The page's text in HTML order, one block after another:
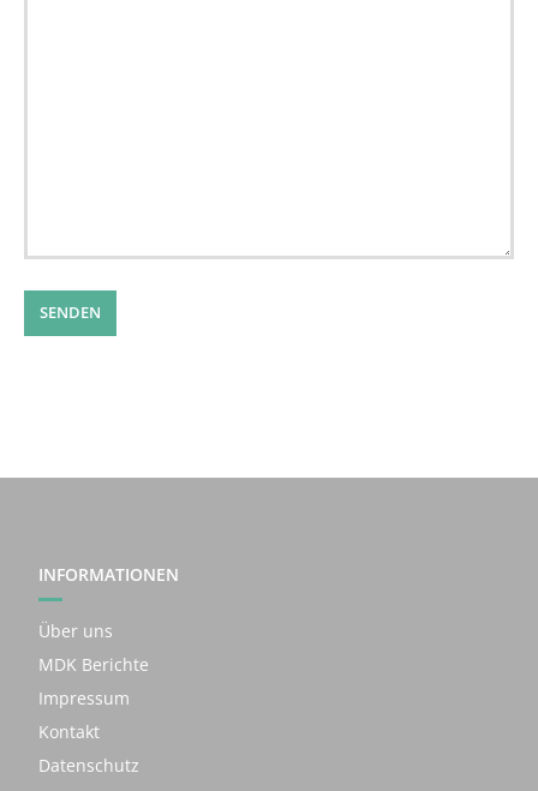
INFORMATIONEN
Über uns
MDK Berichte
Impressum
Kontakt
Datenschutz